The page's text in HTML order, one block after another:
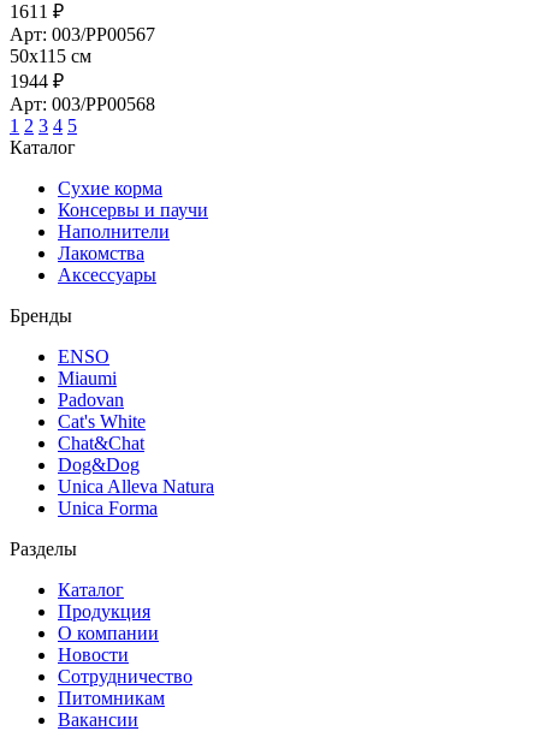
1611 ₽
Арт: 003/PP00567
50х115 см
1944 ₽
Арт: 003/PP00568
1 2 3 4 5
Каталог
Сухие корма
Консервы и паучи
Наполнители
Лакомства
Аксессуары
Бренды
ENSO
Miaumi
Padovan
Cat's White
Chat&Chat
Dog&Dog
Unica Alleva Natura
Unica Forma
Разделы
Каталог
Продукция
О компании
Новости
Сотрудничество
Питомникам
Вакансии